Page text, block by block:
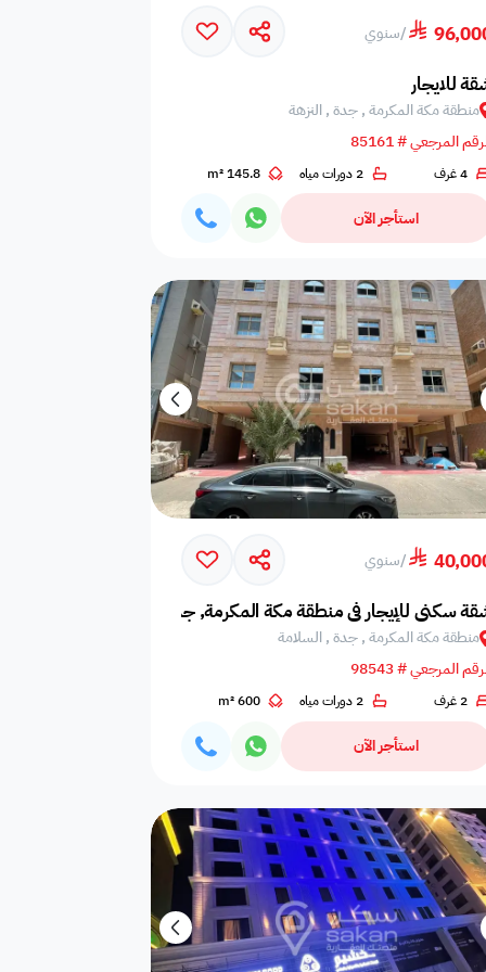
دش سلبر
دش فريزر
الة قهوه صابون
بدون
غسالة غرفة سينما
غرفة تجهيز عروس
أي غرفة نوم 0
أي حمام 0
/سنوي
للايجار
منطقة مكة المكرمة , جدة , النزهة
المرجعي # 85161
4 غرف 2 دورات مياه 145.8 m²
استأجر الآن
/سنوي
سكني للإيجار في منطقة مكة المكرمة, جدة, السلامة
منطقة مكة المكرمة , جدة , السلامة
المرجعي # 98543
2 غرف 2 دورات مياه 600 m²
استأجر الآن